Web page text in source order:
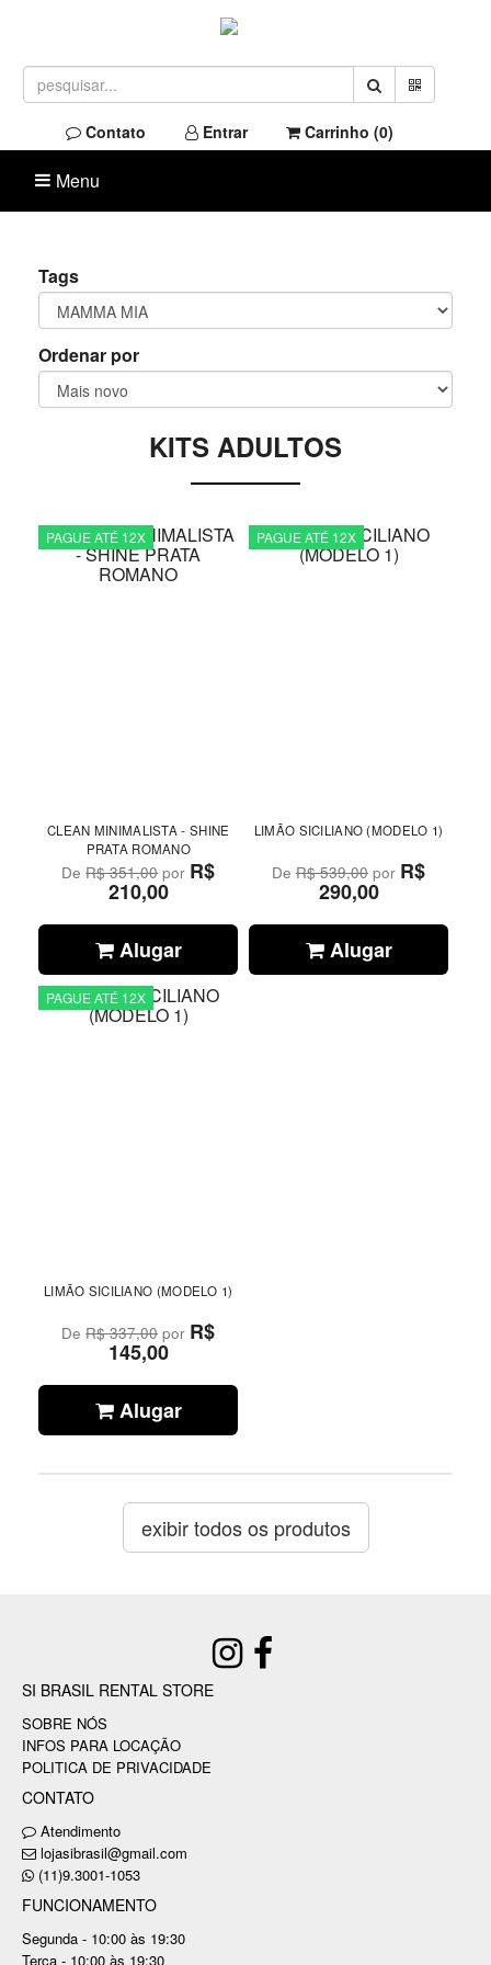
Contato Entrar Carrinho (0)
Menu
Tags
Ordenar por
KITS ADULTOS
PAGUE ATÉ 12X
CLEAN MINIMALISTA - SHINE
PRATA ROMANO
DeR$ 351,00por R$
210,00
Alugar
PAGUE ATÉ 12X
LIMÃO SICILIANO (MODELO 1)
DeR$ 539,00 por R$
290,00
Alugar
PAGUE ATÉ 12X
LIMÃO SICILIANO (MODELO 1)
DeR$ 337,00por R$
145,00
Alugar
exibir todos os produtos
SI BRASIL RENTAL STORE
SOBRE NÓS
INFOS PARA LOCAÇÃO
POLITICA DE PRIVACIDADE
CONTATO
Atendimento
lojasibrasil@gmail.com
(11)9.3001-1053
FUNCIONAMENTO
Segunda - 10:00 às 19:30
Terça - 10:00 às 19:30